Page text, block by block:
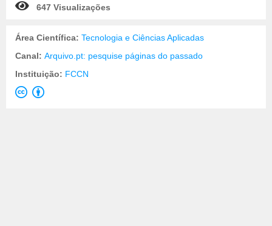
647 Visualizações
Área Científica: Tecnologia e Ciências Aplicadas
Canal: Arquivo.pt: pesquise páginas do passado
Instituição: FCCN